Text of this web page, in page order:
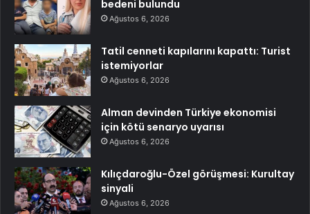
bedeni bulundu
Ağustos 6, 2026
Tatil cenneti kapılarını kapattı: Turist
istemiyorlar
Ağustos 6, 2026
Alman devinden Türkiye ekonomisi
için kötü senaryo uyarısı
Ağustos 6, 2026
Kılıçdaroğlu-Özel görüşmesi: Kurultay
sinyali
Ağustos 6, 2026